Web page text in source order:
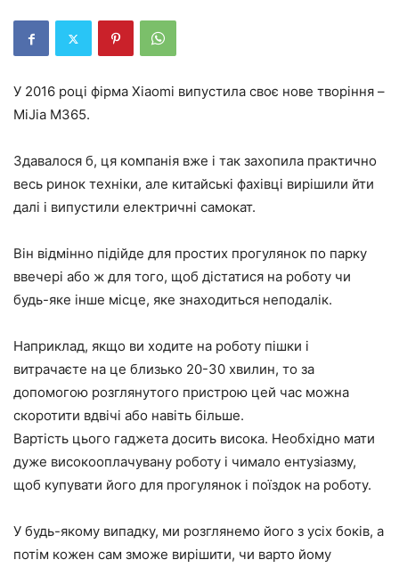
У 2016 році фірма Xiaomi випустила своє нове творіння –
MiJia M365.
Здавалося б, ця компанія вже і так захопила практично
весь ринок техніки, але китайські фахівці вирішили йти
далі і випустили електричні самокат.
Він відмінно підійде для простих прогулянок по парку
ввечері або ж для того, щоб дістатися на роботу чи
будь-яке інше місце, яке знаходиться неподалік.
Наприклад, якщо ви ходите на роботу пішки і
витрачаєте на це близько 20-30 хвилин, то за
допомогою розглянутого пристрою цей час можна
скоротити вдвічі або навіть більше.
Вартість цього гаджета досить висока. Необхідно мати
дуже високооплачувану роботу і чимало ентузіазму,
щоб купувати його для прогулянок і поїздок на роботу.
У будь-якому випадку, ми розглянемо його з усіх боків, а
потім кожен сам зможе вирішити, чи варто йому